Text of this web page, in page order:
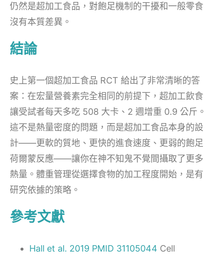
仍然是超加工食品，對飽足機制的干擾和一般零食
沒有本質差異。
結論
史上第一個超加工食品 RCT 給出了非常清晰的答
案：在宏量營養素完全相同的前提下，超加工飲食
讓受試者每天多吃 508 大卡、2 週增重 0.9 公斤。
這不是熱量密度的問題，而是超加工食品本身的設
計——更軟的質地、更快的進食速度、更弱的飽足
荷爾蒙反應——讓你在神不知鬼不覺間攝取了更多
熱量。體重管理從選擇食物的加工程度開始，是有
研究依據的策略。
參考文獻
Hall et al. 2019 PMID 31105044 Cell